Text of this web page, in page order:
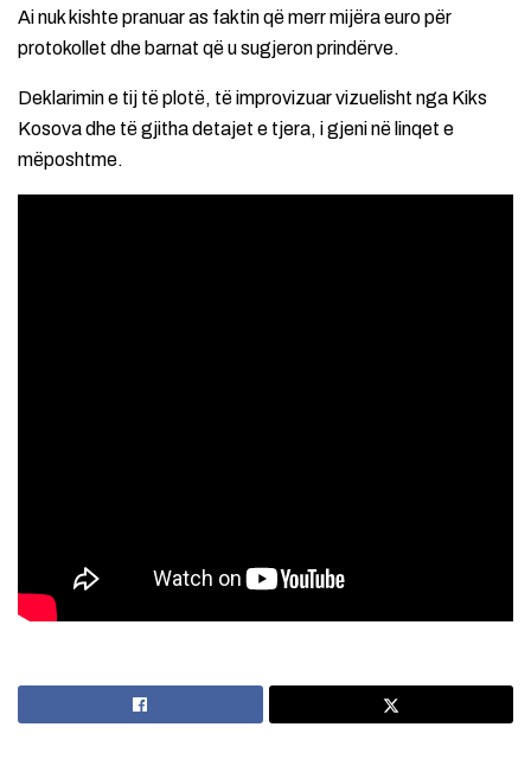
Ai nuk kishte pranuar as faktin që merr mijëra euro për
protokollet dhe barnat që u sugjeron prindërve.
Deklarimin e tij të plotë, të improvizuar vizuelisht nga Kiks
Kosova dhe të gjitha detajet e tjera, i gjeni në linqet e
mëposhtme.